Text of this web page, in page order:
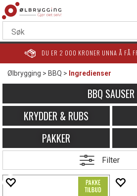
DU ER 2 000 KRONER UNNA Å FÅ
Ølbrygging>BBQ> Ingredienser
BBQ SAUSER
KRYDDER & RUBS
PAKKER
Filter